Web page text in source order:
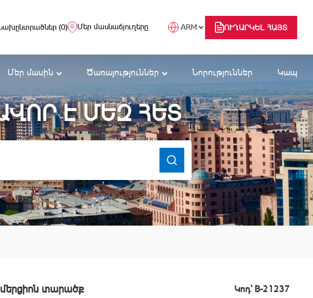
(0) Մեր մասնաճյուղերը ՈՒՂԱՐԿԵԼ ՀԱՅՏ
Մեր մասին Ծառայություններ Նորություններ Կապ
Է ՄԵԶ ՀԵՏ
տարածք Կոդ` B-21237